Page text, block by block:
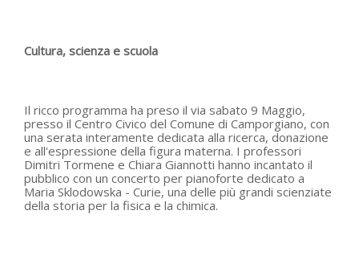
Cultura, scienza e scuola
Il ricco programma ha preso il via sabato 9 Maggio,
presso il Centro Civico del Comune di Camporgiano, con
una serata interamente dedicata alla ricerca, donazione
e all'espressione della figura materna. I professori
Dimitri Tormene e Chiara Giannotti hanno incantato il
pubblico con un concerto per pianoforte dedicato a
Maria Sklodowska - Curie, una delle più grandi scienziate
della storia per la fisica e la chimica.